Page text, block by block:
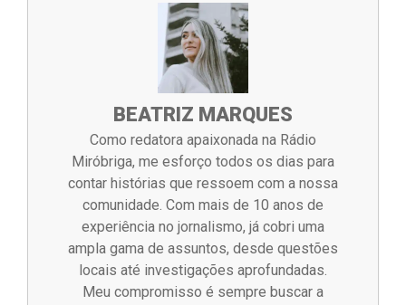
BEATRIZ MARQUES
Como redatora apaixonada na Rádio
Miróbriga, me esforço todos os dias para
contar histórias que ressoem com a nossa
comunidade. Com mais de 10 anos de
experiência no jornalismo, já cobri uma
ampla gama de assuntos, desde questões
locais até investigações aprofundadas.
Meu compromisso é sempre buscar a